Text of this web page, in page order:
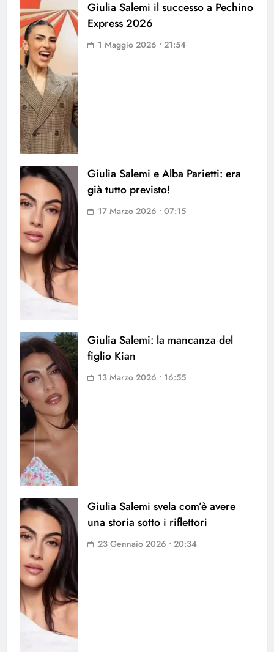
Giulia Salemi il successo a Pechino
Express 2026
1 Maggio 2026 • 21:54
Giulia Salemi e Alba Parietti: era
già tutto previsto!
17 Marzo 2026 • 07:15
Giulia Salemi: la mancanza del
figlio Kian
13 Marzo 2026 • 16:55
Giulia Salemi svela com’è avere
una storia sotto i riflettori
23 Gennaio 2026 • 20:34